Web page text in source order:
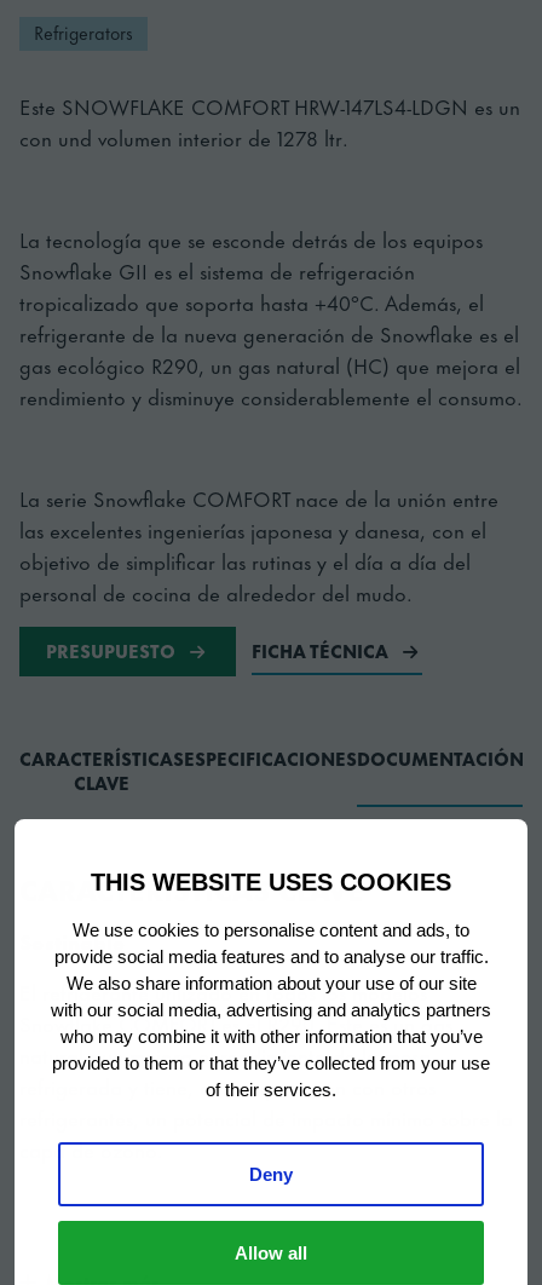
THIS WEBSITE USES COOKIES
We use cookies to personalise content and ads, to
provide social media features and to analyse our traffic.
We also share information about your use of our site
with our social media, advertising and analytics partners
who may combine it with other information that you’ve
provided to them or that they’ve collected from your use
of their services.
Deny
Allow all
Refrigerators
Este SNOWFLAKE COMFORT HRW-147LS4-LDGN es un
con und volumen interior de 1278 ltr.
La tecnología que se esconde detrás de los equipos
Snowflake GII es el sistema de refrigeración
tropicalizado que soporta hasta +40°C. Además, el
refrigerante de la nueva generación de Snowflake es el
gas ecológico R290, un gas natural (HC) que mejora el
rendimiento y disminuye considerablemente el consumo.
La serie Snowflake COMFORT nace de la unión entre
las excelentes ingenierías japonesa y danesa, con el
objetivo de simplificar las rutinas y el día a día del
personal de cocina de alrededor del mudo.
PRESUPUESTO FICHA TÉCNICA
CARACTERÍSTICAS
CLAVE
ESPECIFICACIONESDOCUMENTACIÓN
CARACTERÍSTICAS CLAVE
Sostinable
El refrigerante utilizado en todos los modelos
Snowflake COMFORT es el R290. Este es un gas
natural que mejora el rendimiento de la mesa
refrigerada y tiene, en comparación con otros
capa de ozono.